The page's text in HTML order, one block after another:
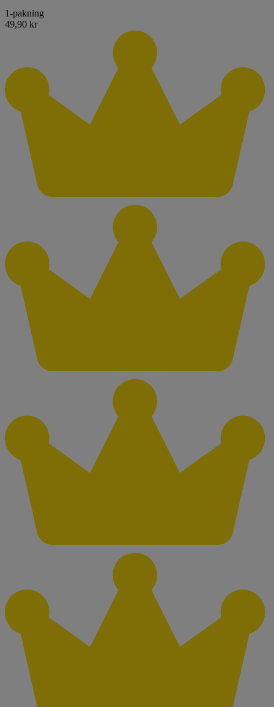
1-pakning
49,90 kr